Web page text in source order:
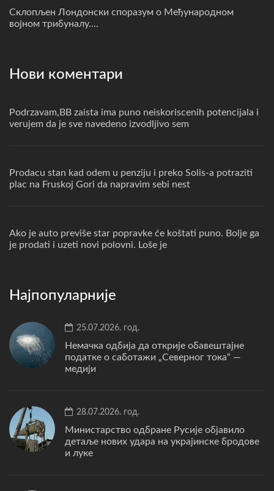
Склопљен Лондонски споразум о Међународном
војном трибуналу....
Нови коментари
Podrzavam,BB zaista ima puno neiskoriscenih potencijala i
verujem da je sve navedeno izvodljivo sem
Prodacu stan kad odem u penziju i preko Solis-a potraziti
plac na Fruskoj Gori da napravim sebi nest
Ako je auto previše star popravke će koštati puno. Bolje ga
je prodati i uzeti novi polovni. Loše je
Најпопуларније
25.07.2026. год.
Немачка одбија да открије обавештајне
податке о саботажи „Северног тока“ —
медији
28.07.2026. год.
Министарство одбране Русије објавило
детаље нових удара на украјинске бродове
и луке